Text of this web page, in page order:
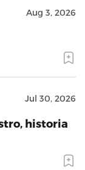
Aug 3, 2026
Jul 30, 2026
historia